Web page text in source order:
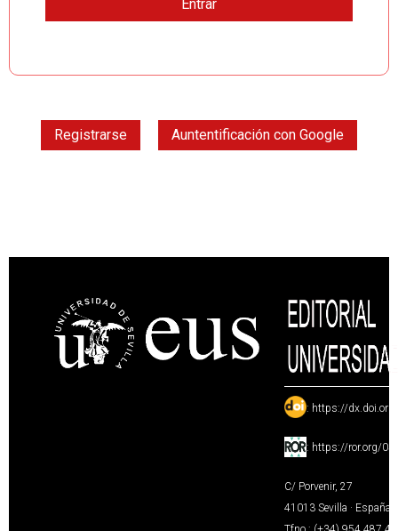
Registrarse Auntentificación con Google
: https://
: https://ror.org/
C/ Porvenir, 27
41013 Sevilla · España